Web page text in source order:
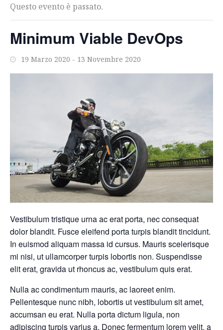
Questo evento è passato.
Minimum Viable DevOps
19 Marzo 2020 - 13 Novembre 2020
Vestibulum tristique urna ac erat porta, nec consequat
dolor blandit. Fusce eleifend porta turpis blandit tincidunt.
In euismod aliquam massa id cursus. Mauris scelerisque
mi nisi, ut ullamcorper turpis lobortis non. Suspendisse
elit erat, gravida ut rhoncus ac, vestibulum quis erat.
Nulla ac condimentum mauris, ac laoreet enim.
Pellentesque nunc nibh, lobortis ut vestibulum sit amet,
accumsan eu erat. Nulla porta dictum ligula, non
adipiscing turpis varius a. Donec fermentum lorem velit, a